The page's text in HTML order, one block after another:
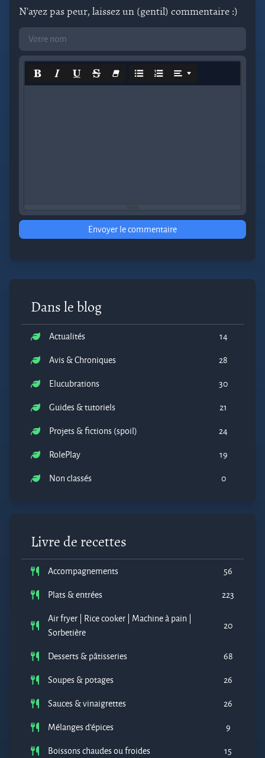
N'ayez pas peur, laissez un (gentil) commentaire :)
Envoyer le commentaire
Dans le blog
Actualités
14
Avis & Chroniques
28
Elucubrations
30
Guides & tutoriels
21
Projets & fictions (spoil)
24
RolePlay
19
Non classés
0
Livre de recettes
Accompagnements
56
Plats & entrées
223
Air fryer | Rice cooker | Machine à pain |
Sorbetière
20
Desserts & pâtisseries
68
Soupes & potages
26
Sauces & vinaigrettes
26
Mélanges d'épices
9
Boissons chaudes ou froides
15